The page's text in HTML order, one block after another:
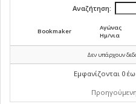
Αναζήτηση:
Bookmaker
Αγώνας
Ημ/νια
Δεν υπάρχουν
Εμφανίζονται 0
Προηγούμενη